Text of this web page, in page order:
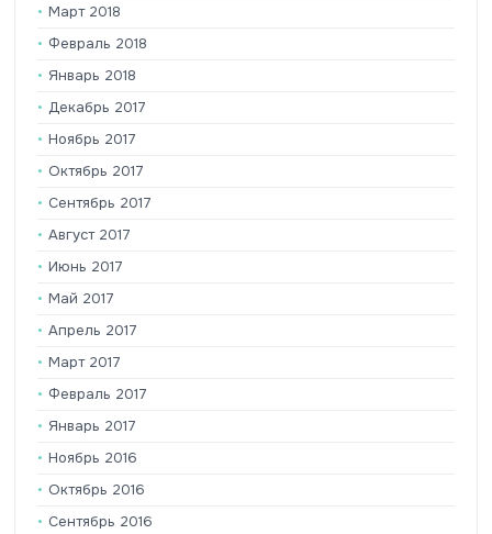
Март 2018
Февраль 2018
Январь 2018
Декабрь 2017
Ноябрь 2017
Октябрь 2017
Сентябрь 2017
Август 2017
Июнь 2017
Май 2017
Апрель 2017
Март 2017
Февраль 2017
Январь 2017
Ноябрь 2016
Октябрь 2016
Сентябрь 2016